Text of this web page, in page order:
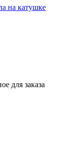
на катушке
для заказа